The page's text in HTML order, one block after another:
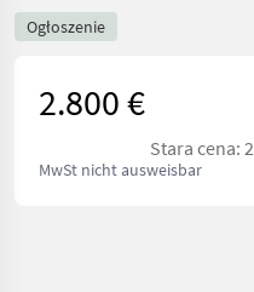
Ogłoszenie
2.800 €
Stara cena:
MwSt nicht ausweisbar